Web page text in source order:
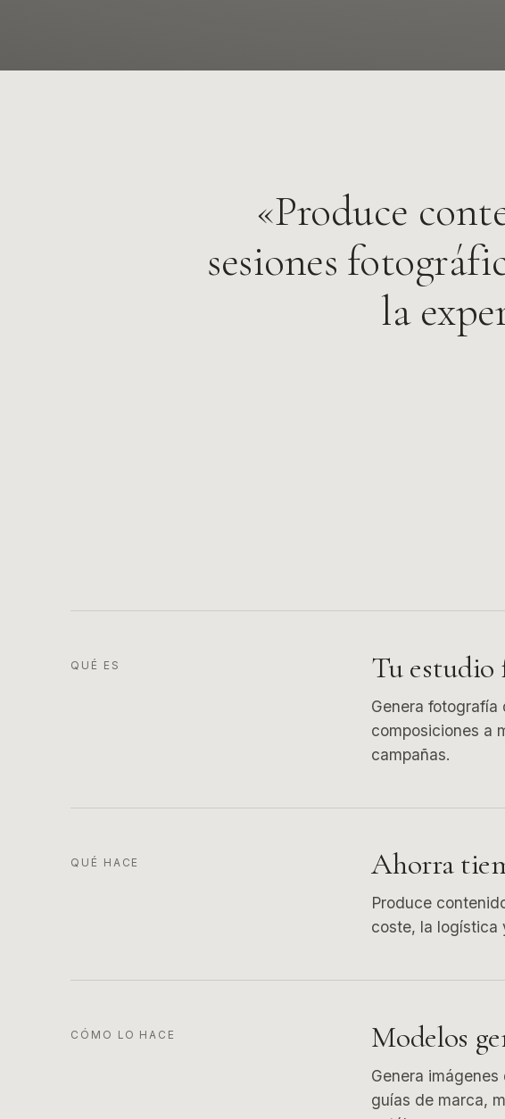
«Produce
sesiones
la
QUÉ ES Tu
Genera
composiciones a
campañas.
QUÉ HACE Ahorra
Produce
coste, la logística
CÓMO LO HACE Modelos
Genera
guías de marca,